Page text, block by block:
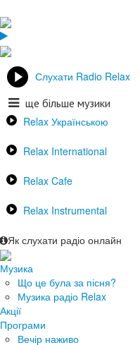
Слухати Radio Relax
ще більше музики
Relax Українською
Relax International
Relax Cafe
Relax Instrumental
Як слухати радіо онлайн
Музика
Що це була за пісня?
Музика радіо Relax
Акції
Програми
Вечір наживо